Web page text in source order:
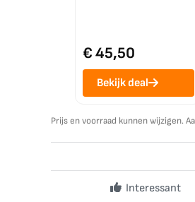
€ 45,50
Bekijk deal
Prijs en voorraad kunnen wijzigen.
Interessant